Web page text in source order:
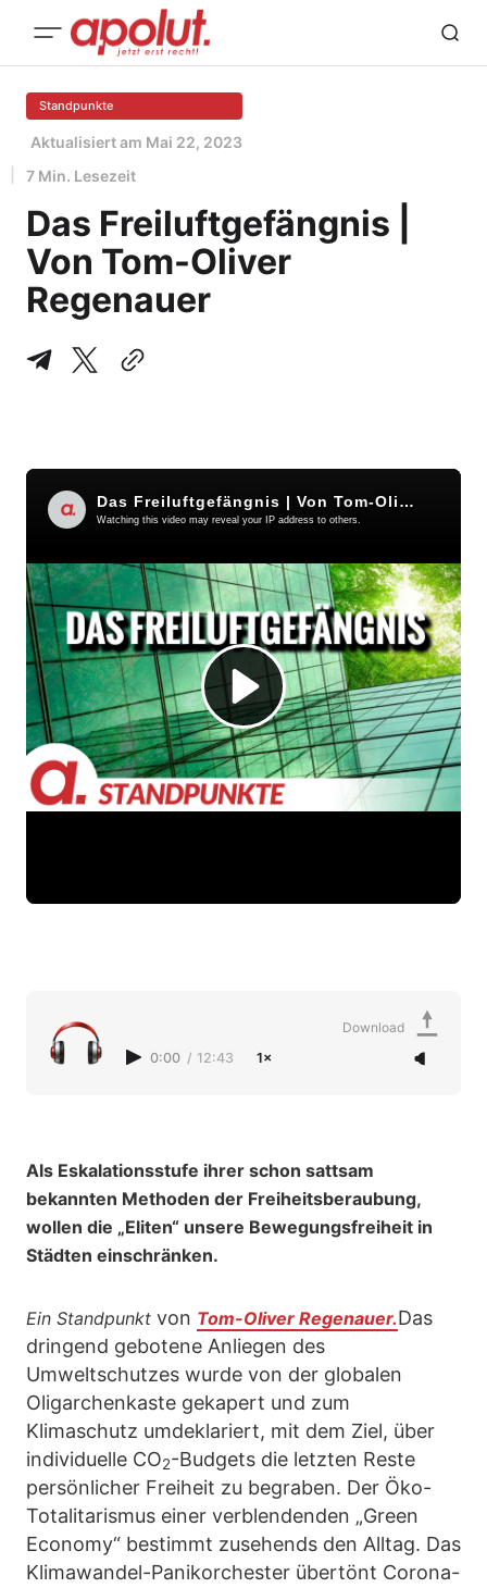
Standpunkte
Aktualisiert am Mai 22, 2023
7 Min. Lesezeit
Das Freiluftgefängnis |
Von Tom-Oliver
Regenauer
0:00 / 12:43 1×
Download
Als Eskalationsstufe ihrer schon sattsam
bekannten Methoden der Freiheitsberaubung,
wollen die „Eliten“ unsere Bewegungsfreiheit in
Städten einschränken.
Ein Standpunkt von Tom-Oliver Regenauer.Das
dringend gebotene Anliegen des
Umweltschutzes wurde von der globalen
Oligarchenkaste gekapert und zum
Klimaschutz umdeklariert, mit dem Ziel, über
individuelle CO2-Budgets die letzten Reste
persönlicher Freiheit zu begraben. Der Öko-
Totalitarismus einer verblendenden „Green
Economy“ bestimmt zusehends den Alltag. Das
Klimawandel-Panikorchester übertönt Corona-